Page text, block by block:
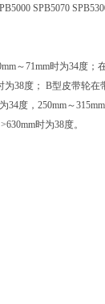
SPB5070
～71mm时为34度；
38度； B型皮带轮在
34度，250mm～
时为38度。